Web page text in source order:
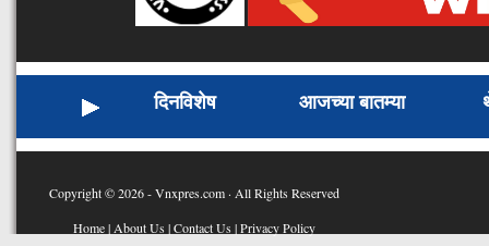
दिनविशेष आजच्या बातम्या
Copyright © 2026 - Vnxpres.com · All Rights Reserved
Home|About Us |Contact Us |Privacy Policy